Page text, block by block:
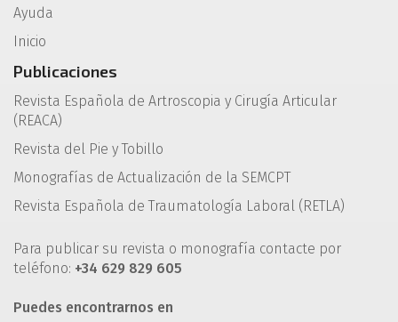
Ayuda
Inicio
Publicaciones
Revista Española de Artroscopia y Cirugía Articular
(REACA)
Revista del Pie y Tobillo
Monografías de Actualización de la SEMCPT
Revista Española de Traumatología Laboral (RETLA)
Para publicar su revista o monografía contacte por
teléfono: +34 629 829 605
Puedes encontrarnos en